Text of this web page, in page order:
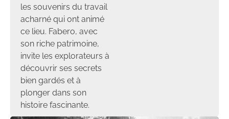
les souvenirs du travail
acharné qui ont animé
ce lieu. Fabero, avec
son riche patrimoine,
invite les explorateurs à
découvrir ses secrets
bien gardés et à
plonger dans son
histoire fascinante.